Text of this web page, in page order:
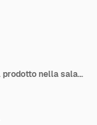
Podium bianco quadrato di esposizione del prodotto nella sala studio per la presentazione dell'esposizione